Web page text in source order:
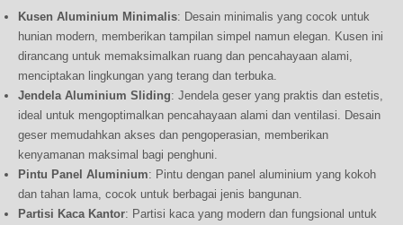
Kusen Aluminium Minimalis: Desain minimalis yang cocok untuk
hunian modern, memberikan tampilan simpel namun elegan. Kusen ini
dirancang untuk memaksimalkan ruang dan pencahayaan alami,
menciptakan lingkungan yang terang dan terbuka.
Jendela Aluminium Sliding: Jendela geser yang praktis dan estetis,
ideal untuk mengoptimalkan pencahayaan alami dan ventilasi. Desain
geser memudahkan akses dan pengoperasian, memberikan
kenyamanan maksimal bagi penghuni.
Pintu Panel Aluminium: Pintu dengan panel aluminium yang kokoh
dan tahan lama, cocok untuk berbagai jenis bangunan.
Partisi Kaca Kantor: Partisi kaca yang modern dan fungsional untuk